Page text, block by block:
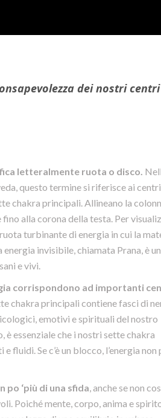
dei nostri centri
letteralmente ruota o disco.
questo termine si riferisce ai
chakra principali. Allineano la
alla corona della testa. Per
turbinante di energia in cui la
invisibile, chiamata Prana, è
e vivi.
corrispondono ad importanti
chakra principali contiene fasci di
emotivi e spirituali del nostro
è essenziale che i nostri sette chakra
fluidi. Se c’è un blocco, l’energia non
po ‘più di una sfida , anche se non
Poiché mente, corpo, anima e